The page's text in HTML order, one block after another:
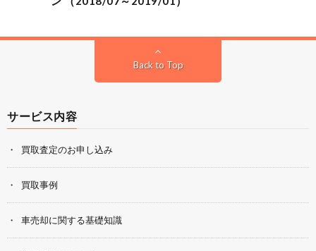
Back to Top
サービス内容
買取査定のお申し込み
買取事例
車売却に関する基礎知識